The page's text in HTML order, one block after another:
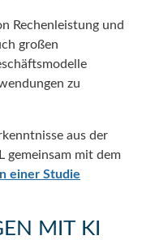
Rechenleistung und
großen
zu
aus der
gemeinsam mit dem
einer Studie
MIT KI